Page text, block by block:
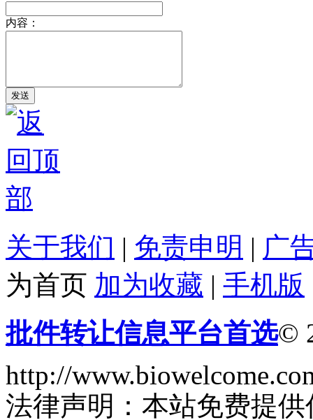
内容：
关于我们 | 免责申明 | 广
为首页 加为收藏 | 手机版
批件转让信息平台首选©
http://
法律声明：本站免费提